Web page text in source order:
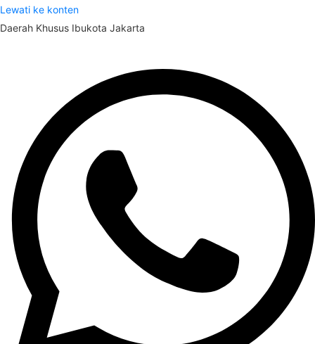
Lewati ke konten
Daerah Khusus Ibukota Jakarta